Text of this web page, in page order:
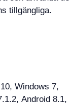
tillgängliga.
Windows 7,
Android 8.1,